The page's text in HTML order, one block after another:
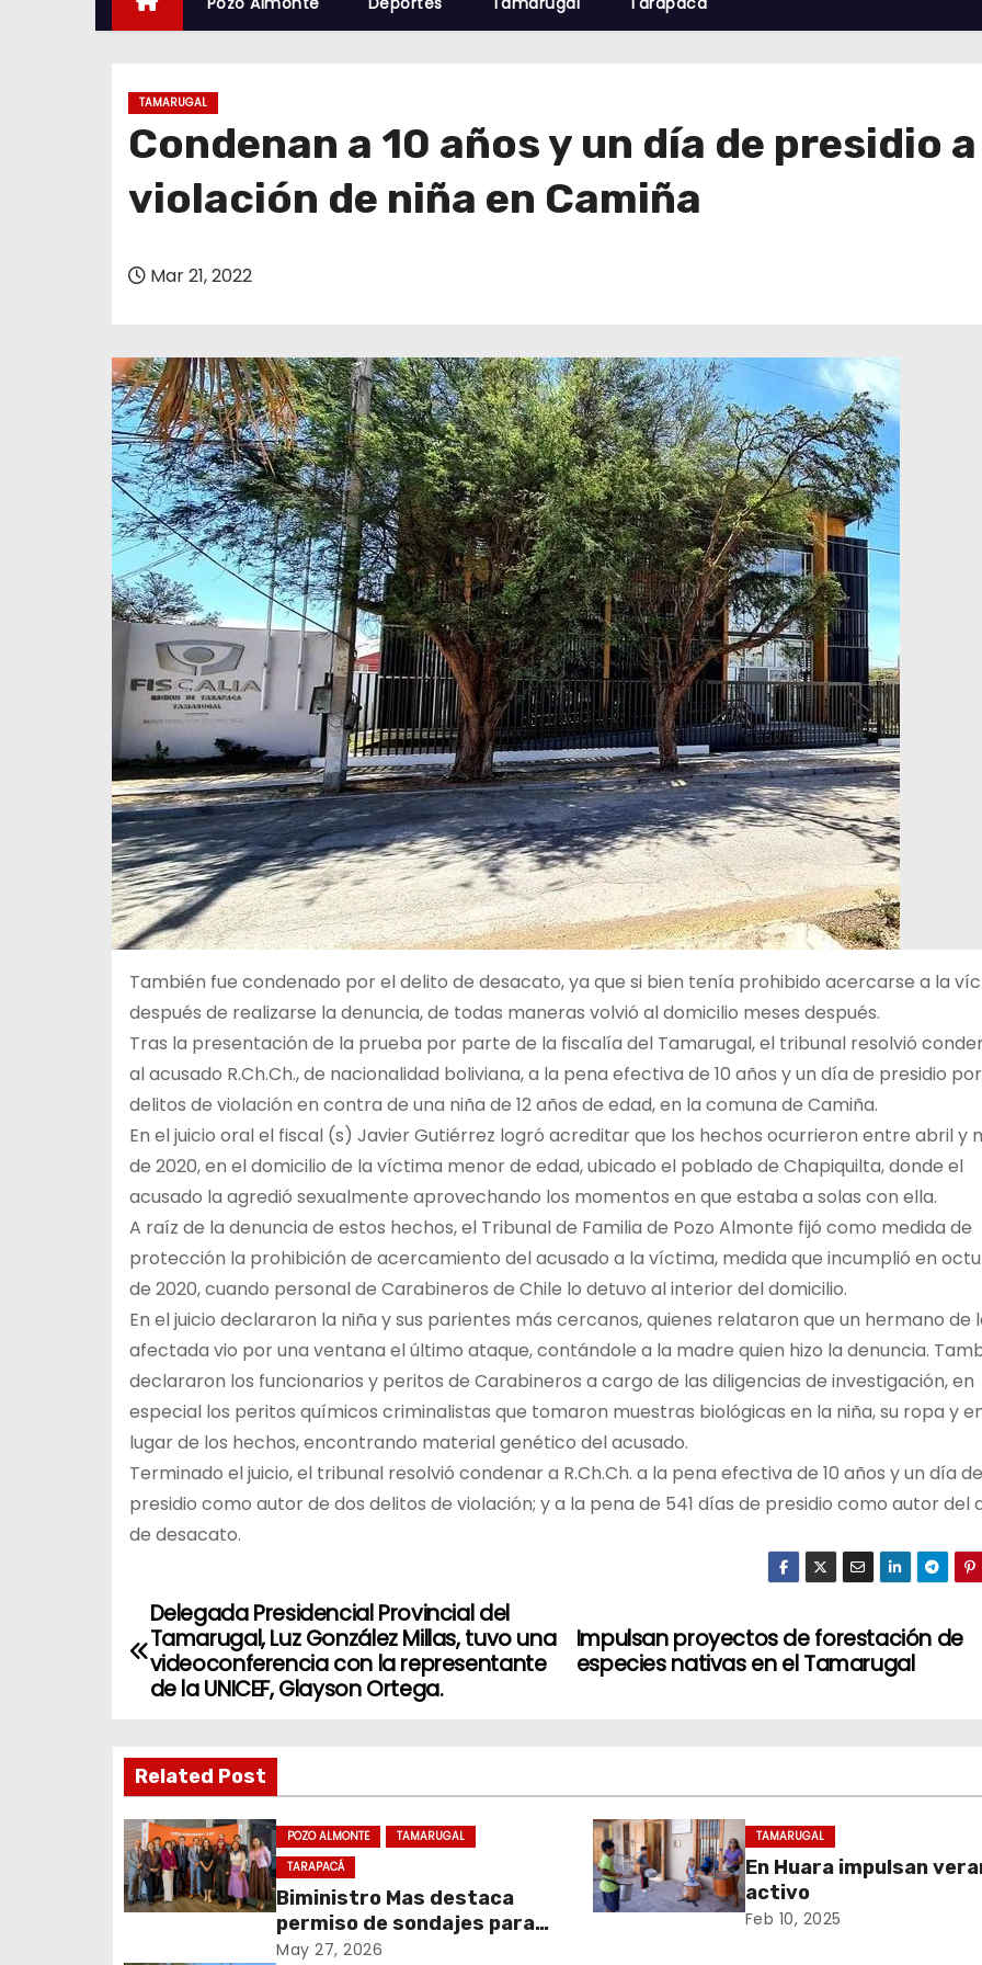
TAMARUGAL
Condenan a 10 años y un día de presidio
violación de niña en Camiña
Mar 21, 2022
También fue condenado por el delito de desacato, ya que si bien tenía prohibido acercarse a la
después de realizarse la denuncia, de todas maneras volvió al domicilio meses después.
Tras la presentación de la prueba por parte de la fiscalía del Tamarugal, el tribunal resolvió
al acusado R.Ch.Ch., de nacionalidad boliviana, a la pena efectiva de 10 años y un día de presidio
delitos de violación en contra de una niña de 12 años de edad, en la comuna de Camiña.
En el juicio oral el fiscal (s) Javier Gutiérrez logró acreditar que los hechos ocurrieron entre abril y
de 2020, en el domicilio de la víctima menor de edad, ubicado el poblado de Chapiquilta, donde el
acusado la agredió sexualmente aprovechando los momentos en que estaba a solas con ella.
A raíz de la denuncia de estos hechos, el Tribunal de Familia de Pozo Almonte fijó como medida de
protección la prohibición de acercamiento del acusado a la víctima, medida que incumplió en
de 2020, cuando personal de Carabineros de Chile lo detuvo al interior del domicilio.
En el juicio declararon la niña y sus parientes más cercanos, quienes relataron que un hermano de
afectada vio por una ventana el último ataque, contándole a la madre quien hizo la denuncia.
declararon los funcionarios y peritos de Carabineros a cargo de las diligencias de investigación, en
especial los peritos químicos criminalistas que tomaron muestras biológicas en la niña, su ropa y
lugar de los hechos, encontrando material genético del acusado.
Terminado el juicio, el tribunal resolvió condenar a R.Ch.Ch. a la pena efectiva de 10 años y un día de
presidio como autor de dos delitos de violación; y a la pena de 541 días de presidio como autor del
de desacato.
N
a
e
g
a
c
Impulsan proyectos de forestación de
especies nativas en el Tamarugal
Delegada Presidencial Provincial del
Tamarugal, Luz González Millas, tuvo una
videoconferencia con la representante
de la UNICEF, Glayson Ortega.
Related Post
POZO ALMONTE
TAMARUGAL
TARAPACÁ
Biministro Mas destaca
permiso de sondajes para
Cerro Colorado
May 27, 2026
TAMARUGAL
En Huara impulsan
activo
Feb 10, 2025